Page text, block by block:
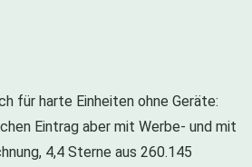
für harte Einheiten ohne Geräte:
Eintrag aber mit Werbe- und mit
4,4 Sterne aus 260.145